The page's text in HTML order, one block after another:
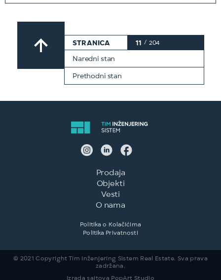
STRANICA 11 / 204
Naredni stan
Prethodni stan
Prodaja
Objekti
Vesti
O nama
Politika o Kolačićima
Politika Privatnosti
© 2021 Copyright Tim Inženjering Sistem Real Estate. Sva prava
zadržana.